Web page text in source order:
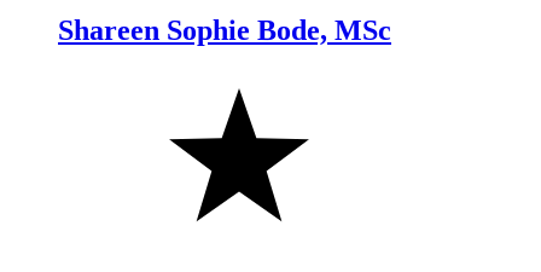
Shareen Sophie Bode, MSc